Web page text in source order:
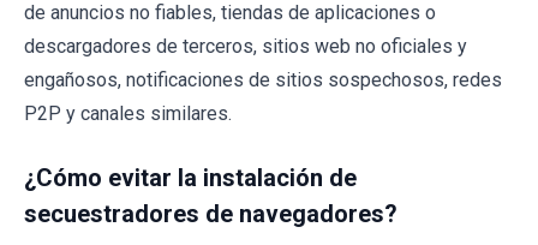
de anuncios no fiables, tiendas de aplicaciones o
descargadores de terceros, sitios web no oficiales y
engañosos, notificaciones de sitios sospechosos, redes
P2P y canales similares.
¿Cómo evitar la instalación de
secuestradores de navegadores?